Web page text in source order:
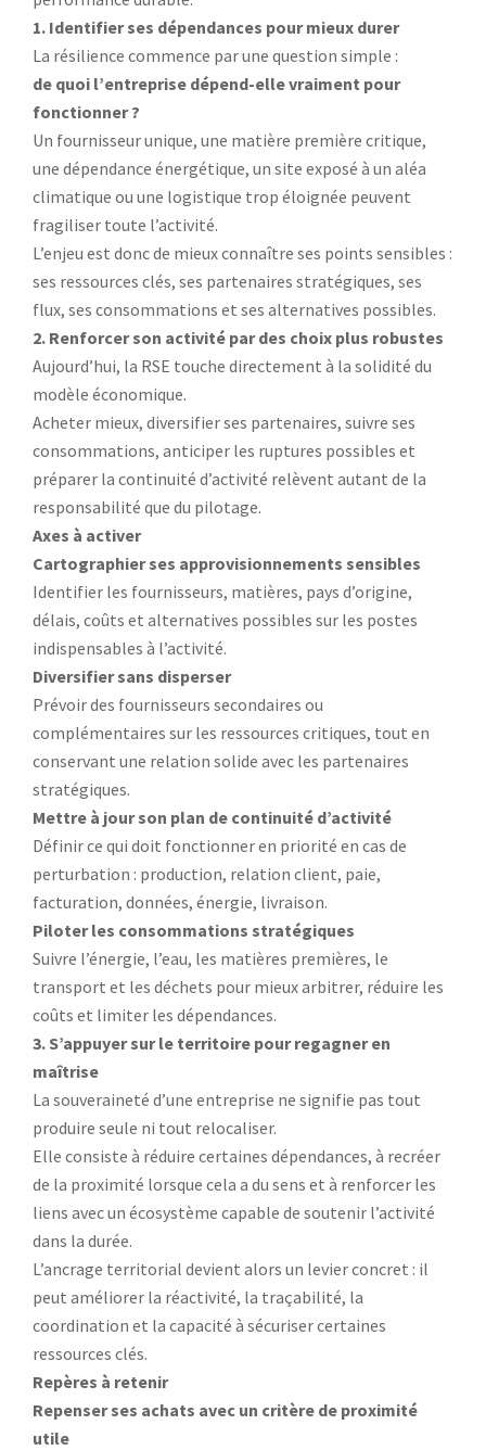
1. Identifier ses dépendances pour mieux durer
La résilience commence par une question simple :
de quoi l’entreprise dépend-elle vraiment pour
fonctionner ?
Un fournisseur unique, une matière première critique,
une dépendance énergétique, un site exposé à un aléa
climatique ou une logistique trop éloignée peuvent
fragiliser toute l’activité.
L’enjeu est donc de mieux connaître ses points sensibles :
ses ressources clés, ses partenaires stratégiques, ses
flux, ses consommations et ses alternatives possibles.
2. Renforcer son activité par des choix plus robustes
Aujourd’hui, la RSE touche directement à la solidité du
modèle économique.
Acheter mieux, diversifier ses partenaires, suivre ses
consommations, anticiper les ruptures possibles et
préparer la continuité d’activité relèvent autant de la
responsabilité que du pilotage.
Axes à activer
Cartographier ses approvisionnements sensibles
Identifier les fournisseurs, matières, pays d’origine,
délais, coûts et alternatives possibles sur les postes
indispensables à l’activité.
Diversifier sans disperser
Prévoir des fournisseurs secondaires ou
complémentaires sur les ressources critiques, tout en
conservant une relation solide avec les partenaires
stratégiques.
Mettre à jour son plan de continuité d’activité
Définir ce qui doit fonctionner en priorité en cas de
perturbation : production, relation client, paie,
facturation, données, énergie, livraison.
Piloter les consommations stratégiques
Suivre l’énergie, l’eau, les matières premières, le
transport et les déchets pour mieux arbitrer, réduire les
coûts et limiter les dépendances.
3. S’appuyer sur le territoire pour regagner en
maîtrise
La souveraineté d’une entreprise ne signifie pas tout
produire seule ni tout relocaliser.
Elle consiste à réduire certaines dépendances, à recréer
de la proximité lorsque cela a du sens et à renforcer les
liens avec un écosystème capable de soutenir l’activité
dans la durée.
L’ancrage territorial devient alors un levier concret : il
peut améliorer la réactivité, la traçabilité, la
coordination et la capacité à sécuriser certaines
ressources clés.
Repères à retenir
Repenser ses achats avec un critère de proximité
utile